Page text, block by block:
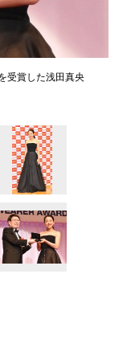
受賞した浅田真央